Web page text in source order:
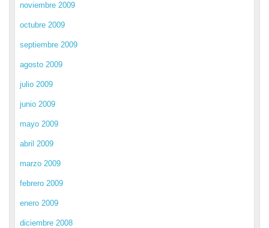
noviembre 2009
octubre 2009
septiembre 2009
agosto 2009
julio 2009
junio 2009
mayo 2009
abril 2009
marzo 2009
febrero 2009
enero 2009
diciembre 2008